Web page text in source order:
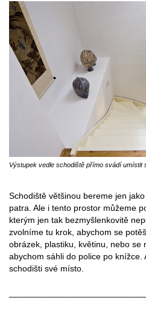
Výstupek vedle schodiště přímo svádí umístit
Schodiště většinou bereme jen
patra. Ale i tento prostor můžeme
kterým jen tak bezmyšlenkovitě
zvolníme tu krok, abychom se
obrázek, plastiku, květinu, nebo se
abychom sáhli do police po
schodišti své místo.